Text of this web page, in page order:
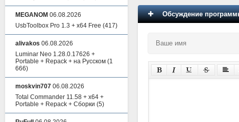
Обсуждение
MEGANOM 06.08.2026
UsbToolbox Pro 1.3 + x64 Free (417)
alivakos 06.08.2026
Luminar Neo 1.28.0.17626 +
Portable + Repack + на Русском (1
666)
moskvin707 06.08.2026
Total Commander 11.58 + x64 +
Portable + Repack + Сборки (5)